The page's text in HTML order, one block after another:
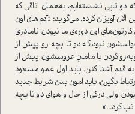
دو تایی نشسته‌ایم، به‌همان اتاقی که
آویزان کرده. می‌گوید: «آدم‌های اون
اون دوره‌ی ما نبودن، نامادری
نبود که دو تا بچه رو پیش از
کردن با مامانِ عروسشون، پیش از
به قدم آشنا کنن. باید اول عمو مسعود
بگیرن، باید امون بدن شرایط جدید
ولی درکی از حال و هوای دو تا بچه
کرد...»